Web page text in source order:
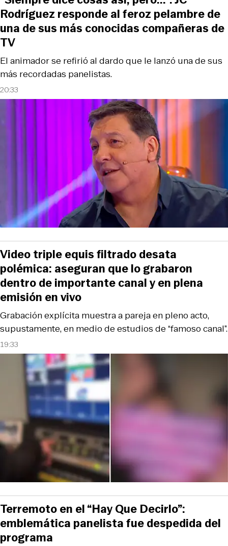
20:33
El animador se refirió al dardo que le lanzó una de sus
más recordadas panelistas.
Rodríguez responde al feroz pelambre de
una de sus más conocidas compañeras de
TV
19:33
Grabación explícita muestra a pareja en pleno acto,
supustamente, en medio de estudios de “famoso canal”.
Video triple equis filtrado desata
polémica: aseguran que lo grabaron
dentro de importante canal y en plena
emisión en vivo
Terremoto en el “Hay Que Decirlo”:
emblemática panelista fue despedida del
programa